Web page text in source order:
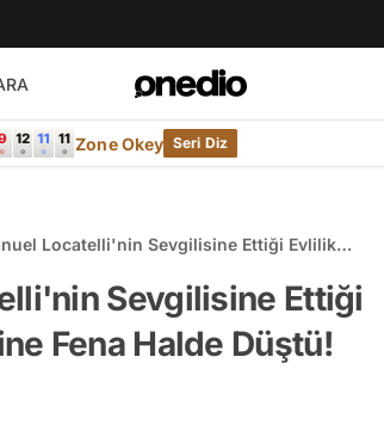
Zone Okey Seri Diz
Locatelli'nin Sevgilisine Ettiği Evlilik
Sevgilisine Ettiği
Fena Halde Düştü!